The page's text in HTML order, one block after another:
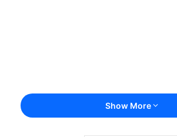
Show More